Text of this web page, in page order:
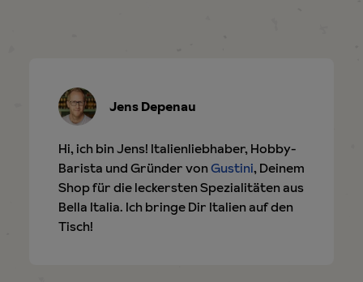
Jens Depenau
Hi, ich bin Jens! Italienliebhaber, Hobby-
Barista und Gründer vonGustini, Deinem
Shop für die leckersten Spezialitäten aus
Bella Italia. Ich bringe Dir Italien auf den
Tisch!